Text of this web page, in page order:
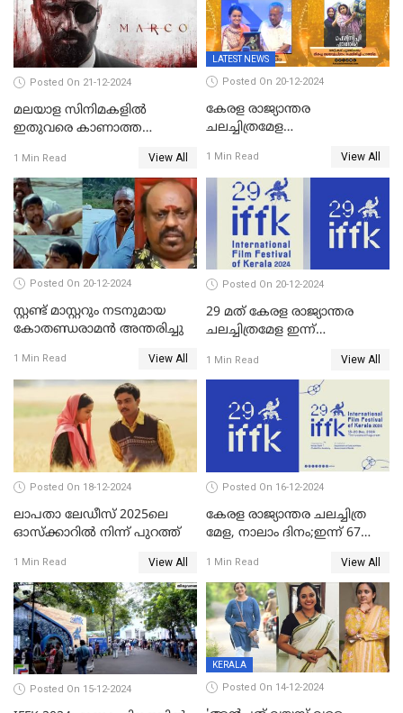
Posted On 21-12-2024
മലയാള സിനിമകളിൽ
ഇതുവരെ കാണാത്ത
മുകുന്ദൻ ചിത്രം മാർക്കോ
1 Min Read View All
LATEST NEWS
Posted On 20-12-2024
കേരള രാജ്യാന്തര
ചലച്ചിത്രമേള
സിനിമ അവാര്‍ഡ്
സംവിധായിക പായല്‍
കപാഡിയയ്ക്ക് സമ്മാനിച്ചു;
ഫെമിനിച്ചി ഫാത്തിമയ്ക്ക്
അഞ്ച് പുരസ്കാരം
1 Min Read View All
Posted On 20-12-2024
സ്റ്റണ്ട് മാസ്റ്ററും നടനുമായ
കോതണ്ഡരാമൻ അന്തരിച്ചു
1 Min Read View All
Posted On 20-12-2024
29 മത് കേരള രാജ്യാന്തര
ചലച്ചിത്രമേള ഇന്ന്
1 Min Read View All
Posted On 18-12-2024
ലാപതാ ലേഡീസ് 2025ലെ
ഓസ്‌ക്കാറില്‍ നിന്ന് പുറത്ത്
1 Min Read View All
Posted On 16-12-2024
കേരള രാജ്യാന്തര ചലച്ചിത്ര
മേള, നാലാം ദിനം;ഇന്ന് 67
1 Min Read View All
Posted On 15-12-2024
KERALA
Posted On 14-12-2024